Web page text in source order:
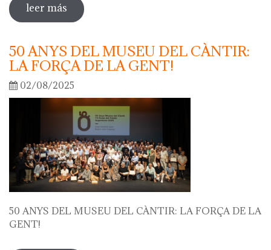
leer más sobre hola ceràmica! 2026
50 ANYS DEL MUSEU DEL CÀNTIR:
LA FORÇA DE LA GENT!
02/08/2025
50 ANYS DEL MUSEU DEL CÀNTIR: LA FORÇA DE LA
GENT!